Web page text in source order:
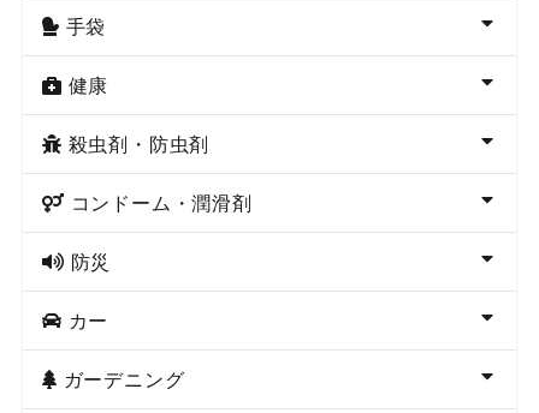
手袋
健康
殺虫剤・防虫剤
コンドーム・潤滑剤
防災
カー
ガーデニング